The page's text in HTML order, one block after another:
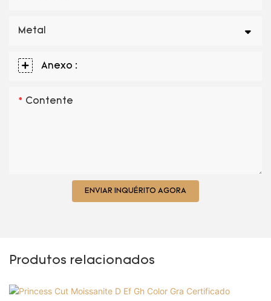
Metal
Anexo :
Contente
ENVIAR INQUÉRITO AGORA
Produtos relacionados